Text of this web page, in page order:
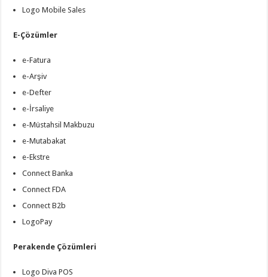
Logo Mobile Sales
E-Çözümler
e-Fatura
e-Arşiv
e-Defter
e-İrsaliye
e-Müstahsil Makbuzu
e-Mutabakat
e-Ekstre
Connect Banka
Connect FDA
Connect B2b
LogoPay
Perakende Çözümleri
Logo Diva POS